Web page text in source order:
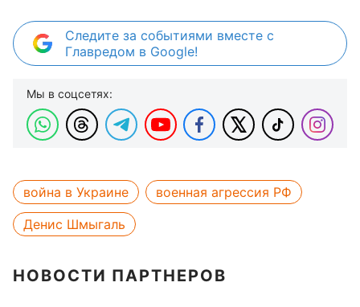
Следите за событиями вместе с
Главредом в Google!
Мы в соцсетях:
война в Украине
военная агрессия РФ
Денис Шмыгаль
НОВОСТИ ПАРТНЕРОВ